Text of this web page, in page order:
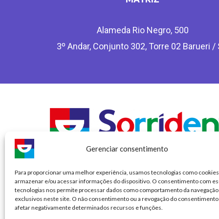
Gerenciar consentimento
Para proporcionar uma melhor experiência, usamos tecnologias como cookies
armazenar e/ou acessar informações do dispositivo. O consentimento com
tecnologias nos permite processar dados como comportamento da navegação
exclusivos neste site. O não consentimento ou a revogação do
afetar negativamente determinados recursos e funções.
Alameda Rio Negro, 500
3º Andar, Conjunto 302, Torre 02 Barueri /
SORRIDENTS – RT: Dra Flávia Cristina Reis Augusto
CRO CL: 7574
CRO/SP – 92.072
RAZÃO SOCIAL: DSO DENTAL SERVICE OFFICE